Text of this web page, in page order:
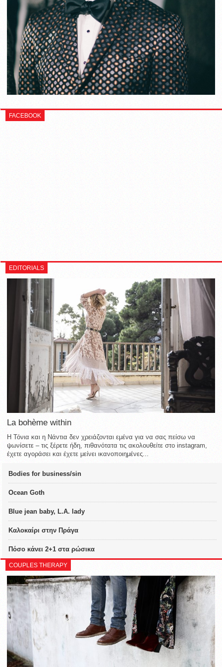
FACEBOOK
EDITORIALS
La bohème within
Η Τόνια και η Νάντια δεν χρειάζονται εμένα για να σας πείσω να
ψωνίσετε – τις ξέρετε ήδη, πιθανότατα τις ακολουθείτε στο instagram,
έχετε αγοράσει και έχετε μείνει ικανοποιημένες...
Bodies for business/sin
Ocean Goth
Blue jean baby, L.A. lady
Καλοκαίρι στην Πράγα
Πόσο κάνει 2+1 στα ρώσικα
COUPLES THERAPY